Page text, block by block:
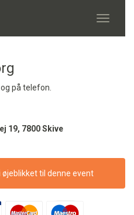
Toggle
på telefon.
19, 7800 Skive
øjeblikket til denne event